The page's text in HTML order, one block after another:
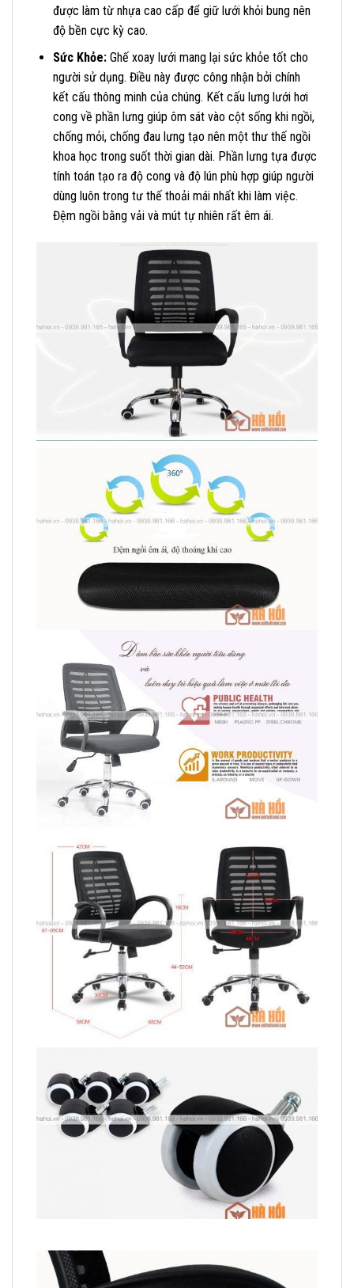
được làm từ nhựa cao cấp để giữ lưới khỏi bung nên
độ bền cực kỳ cao.
Sức Khỏe:Ghế xoay lưới mang lại sức khỏe tốt cho
người sử dụng. Điều này được công nhận bởi chính
kết cấu thông minh của chúng. Kết cấu lưng lưới hơi
cong về phần lưng giúp ôm sát vào cột sống khi ngồi,
chống mỏi, chống đau lưng tạo nên một thư thế ngồi
khoa học trong suốt thời gian dài. Phần lưng tựa được
tính toán tạo ra độ cong và độ lún phù hợp giúp người
dùng luôn trong tư thế thoải mái nhất khi làm việc.
Đệm ngồi bằng vải và mút tự nhiên rất êm ái.